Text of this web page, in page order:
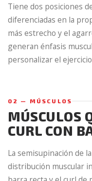
Tiene dos posiciones
diferenciadas en la
más estrecho y el
generan énfasis
personalizar el
02 — MÚSCULOS
MÚSCULOS
CURL CON
La semisupinación de
distribución muscular